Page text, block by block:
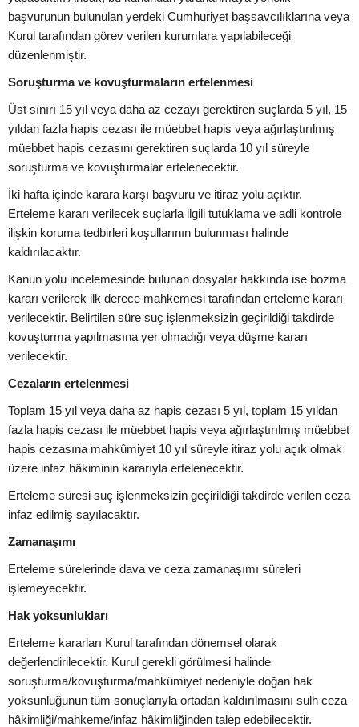
başvurunun bulunulan yerdeki Cumhuriyet başsavcılıklarına veya
Kurul tarafından görev verilen kurumlara yapılabileceği
düzenlenmiştir.
Soruşturma ve kovuşturmaların ertelenmesi
Üst sınırı 15 yıl veya daha az cezayı gerektiren suçlarda 5 yıl, 15
yıldan fazla hapis cezası ile müebbet hapis veya ağırlaştırılmış
müebbet hapis cezasını gerektiren suçlarda 10 yıl süreyle
soruşturma ve kovuşturmalar ertelenecektir.
İki hafta içinde karara karşı başvuru ve itiraz yolu açıktır.
Erteleme kararı verilecek suçlarla ilgili tutuklama ve adli kontrole
ilişkin koruma tedbirleri koşullarının bulunması halinde
kaldırılacaktır.
Kanun yolu incelemesinde bulunan dosyalar hakkında ise bozma
kararı verilerek ilk derece mahkemesi tarafından erteleme kararı
verilecektir. Belirtilen süre suç işlenmeksizin geçirildiği takdirde
kovuşturma yapılmasına yer olmadığı veya düşme kararı
verilecektir.
Cezaların ertelenmesi
Toplam 15 yıl veya daha az hapis cezası 5 yıl, toplam 15 yıldan
fazla hapis cezası ile müebbet hapis veya ağırlaştırılmış müebbet
hapis cezasına mahkûmiyet 10 yıl süreyle itiraz yolu açık olmak
üzere infaz hâkiminin kararıyla ertelenecektir.
Erteleme süresi suç işlenmeksizin geçirildiği takdirde verilen ceza
infaz edilmiş sayılacaktır.
Zamanaşımı
Erteleme sürelerinde dava ve ceza zamanaşımı süreleri
işlemeyecektir.
Hak yoksunlukları
Erteleme kararları Kurul tarafından dönemsel olarak
değerlendirilecektir. Kurul gerekli görülmesi halinde
soruşturma/kovuşturma/mahkûmiyet nedeniyle doğan hak
yoksunluğunun tüm sonuçlarıyla ortadan kaldırılmasını sulh ceza
hâkimliği/mahkeme/infaz hâkimliğinden talep edebilecektir.